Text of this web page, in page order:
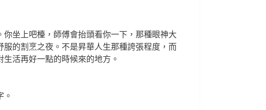
坐上吧檯，師傅會抬頭看你一下，那種眼神大
的割烹之夜。不是昇華人生那種誇張程度，而
活再好一點的時候來的地方。
。